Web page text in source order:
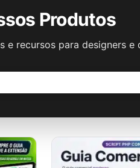
Produtos
e recursos para designers e